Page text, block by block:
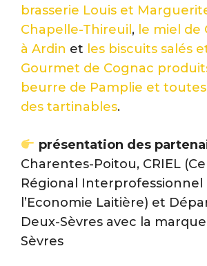
brasserie Louis et
Chapelle-Thireuil , le miel de
à Ardin et les biscuits salés
Gourmet de Cognac
beurre de Pamplie et
des tartinables.
présentation des
Charentes-Poitou, CRIEL
Régional Interprofessionnel
l’Economie Laitière) et
Deux-Sèvres avec la
Sèvres